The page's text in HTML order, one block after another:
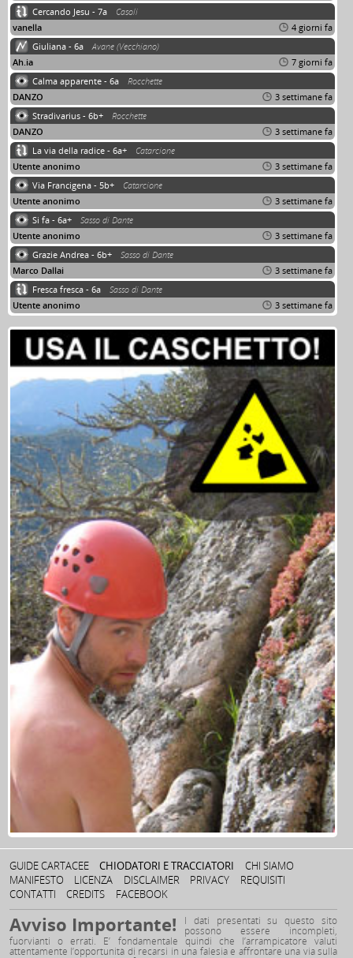
Cercando Jesu - 7a
Casoli
vanella
4 giorni fa
Giuliana - 6a
Avane (Vecchiano)
Ah.ia
7 giorni fa
Calma apparente - 6a
Rocchette
DANZO
3 settimane fa
Stradivarius - 6b+
Rocchette
DANZO
3 settimane fa
La via della radice - 6a+
Catarcione
Utente anonimo
3 settimane fa
Via Francigena - 5b+
Catarcione
Utente anonimo
3 settimane fa
Si fa - 6a+
Sasso di Dante
Utente anonimo
3 settimane fa
Grazie Andrea - 6b+
Sasso di Dante
Marco Dallai
3 settimane fa
Fresca fresca - 6a
Sasso di Dante
Utente anonimo
3 settimane fa
GUIDE CARTACEE CHIODATORI E TRACCIATORI
CHI SIAMO
MANIFESTO
LICENZA DISCLAIMER PRIVACY
REQUISITI
CONTATTI
CREDITS FACEBOOK
Avviso Importante! I dati presentati su questo sito
possono essere incompleti,
fuorvianti o errati. E’ fondamentale quindi che l’arrampicatore valuti
attentamente l’opportunità di recarsi in una falesia e affrontare una via sulla